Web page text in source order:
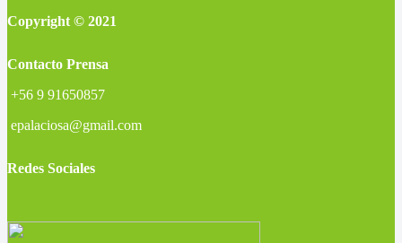
Copyright © 2021
Contacto Prensa
+56 9 91650857
epalaciosa@gmail.com
Redes Sociales